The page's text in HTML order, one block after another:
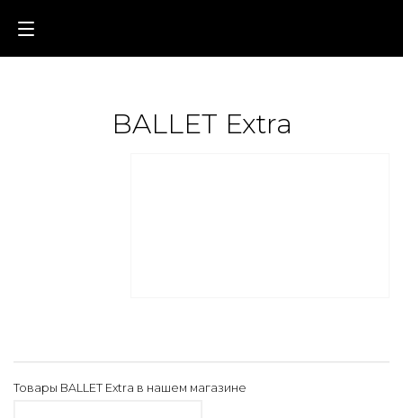
BALLET Extra
Товары BALLET Extra в нашем магазине